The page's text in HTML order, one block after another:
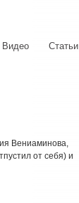
Видео Статьи
Вениаминова,
от себя) и